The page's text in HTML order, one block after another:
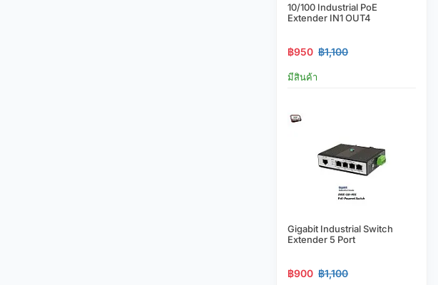
10/100 Industrial PoE
Extender IN1 OUT4
฿950 ฿1,100
มีสินค้า
Gigabit Industrial Switch
Extender 5 Port
฿900 ฿1,100